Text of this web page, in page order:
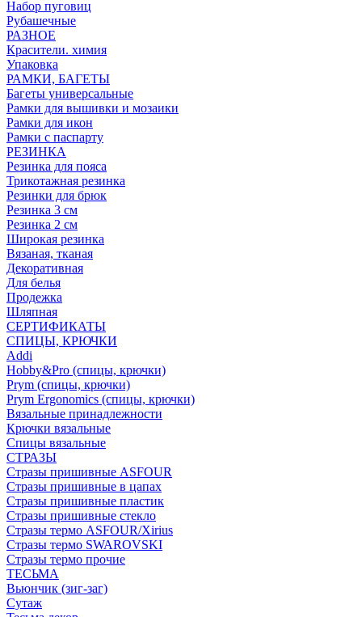
Набор пуговиц
Рубашечные
РАЗНОЕ
Красители. химия
Упаковка
РАМКИ, БАГЕТЫ
Багеты универсальные
Рамки для вышивки и мозаики
Рамки для икон
Рамки с паспарту
РЕЗИНКА
Резинка для пояса
Трикотажная резинка
Резинки для брюк
Резинка 3 см
Резинка 2 см
Широкая резинка
Вязаная, тканая
Декоративная
Для белья
Продежка
Шляпная
СЕРТИФИКАТЫ
СПИЦЫ, КРЮЧКИ
Addi
Hobby&Pro (спицы, крючки)
Prym (спицы, крючки)
Prym Ergonomics (спицы, крючки)
Вязальные принадлежности
Крючки вязальные
Спицы вязальные
СТРАЗЫ
Стразы пришивные ASFOUR
Стразы пришивные в цапах
Стразы пришивные пластик
Стразы пришивные стекло
Стразы термо ASFOUR/Xirius
Стразы термо SWAROVSKI
Стразы термо прочие
ТЕСЬМА
Вьюнчик (зиг-заг)
Сутаж